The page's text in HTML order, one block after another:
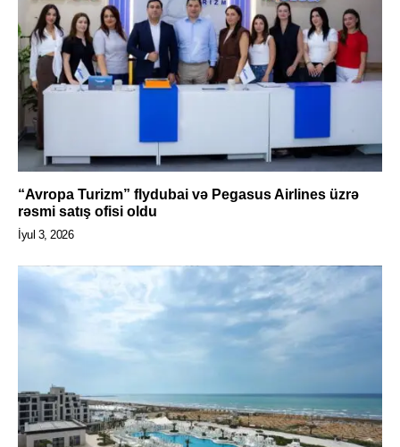
“Avropa Turizm” flydubai və Pegasus Airlines üzrə
rəsmi satış ofisi oldu
İyul 3, 2026